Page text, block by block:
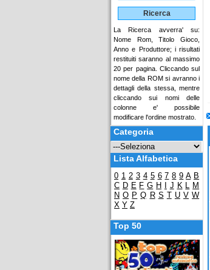
La Ricerca avverra' su:
Nome Rom, Titolo Gioco,
Anno e Produttore; i risultati
restituiti saranno al massimo
20 per pagina. Cliccando sul
nome della ROM si avranno i
dettagli della stessa, mentre
cliccando sui nomi delle
colonne e' possibile
modificare l'ordine mostrato.
Categoria
Lista Alfabetica
0 1 2 3 4 5 6 7 8 9 A B
C D E F G H J K L M
N O P Q R S T U V W
X Y Z
Top 50